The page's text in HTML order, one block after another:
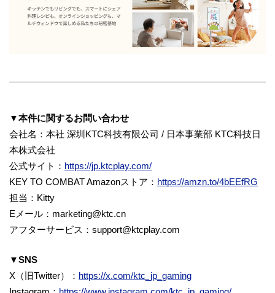
▼本件に関するお問い合わせ
会社名：本社 深圳KTC科技有限公司 / 日本事業部 KTC科技日
本株式会社
公式サイト： https://jp.ktcplay.com/
KEY TO COMBAT Amazonストア： https://amzn.to/4bEEfRG
担当：Kitty
Eメール：marketing@ktc.cn
アフターサービス：support@ktcplay.com
▼SNS
X（旧Twitter）： https://x.com/ktc_jp_gaming